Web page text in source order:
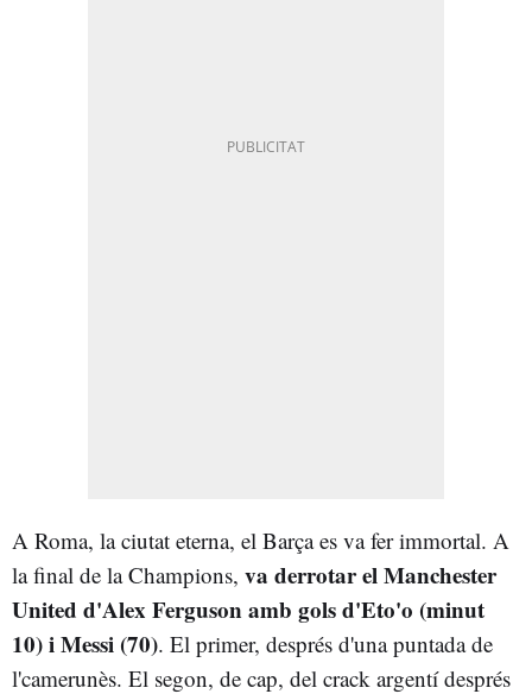
A Roma, la ciutat eterna, el Barça es va fer immortal. A
la final de la Champions, va derrotar el Manchester
United d'Alex Ferguson amb gols d'Eto'o (minut
10) i Messi (70). El primer, després d'una puntada de
l'camerunès. El segon, de cap, del crack argentí després